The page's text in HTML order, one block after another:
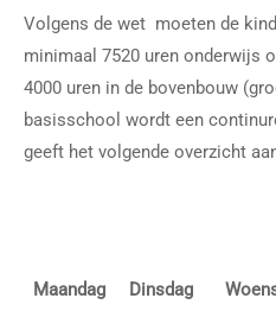
Volgens de wet moeten de
minimaal 7520 uren onderwijs
4000 uren in de bovenbouw
basisschool wordt een
geeft het volgende overzicht
Maandag Dinsdag